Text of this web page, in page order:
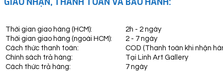
GIAO NHẬN, THANH TOÁN VÀ BẢO HÀNH:
Thời gian giao hàng (HCM):
2h - 2 ngày
Thời gian giao hàng (ngoài HCM):
2 - 7 ngày
Cách thức thanh toán:
COD (Thanh toán khi nhận
Chính sách trả hàng:
Tại Linh Art Gallery
Cách thức trả hàng:
7 ngày